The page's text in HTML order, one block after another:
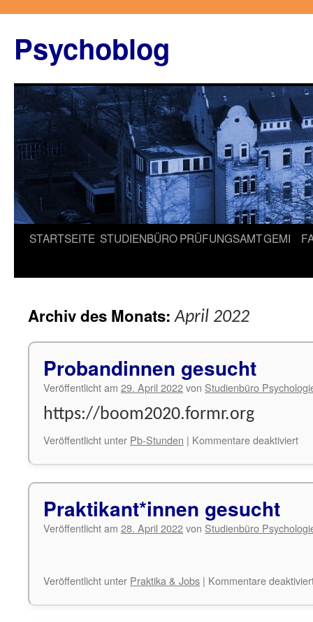
springen
Psychoblog
STARTSEITE STUDIENBÜROPRÜFUNGSAMTGEMI
Archiv des Monats:April 2022
Probandinnen gesucht
Veröffentlicht am 29. April 2022von Studienbüro
https://boom2020.formr.org
Veröffentlicht unter Pb-Stunden | Kommentare deaktiviertfür
Praktikant*innen gesucht
Veröffentlicht am 28. April 2022von Studienbüro
Veröffentlicht unter Praktika & Jobs | Kommentare